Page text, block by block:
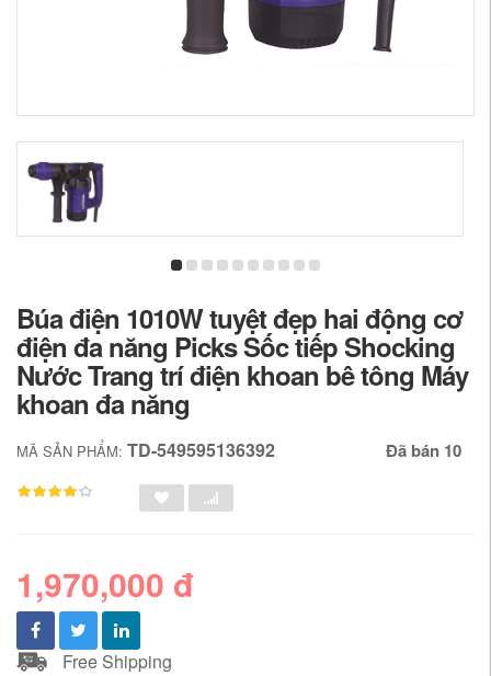
Búa điện 1010W tuyệt đẹp hai động cơ
điện đa năng Picks Sốc tiếp Shocking
Nước Trang trí điện khoan bê tông Máy
khoan đa năng
MÃ SẢN PHẨM: TD-549595136392 Đã bán 10
1,970,000 đ
Free Shipping